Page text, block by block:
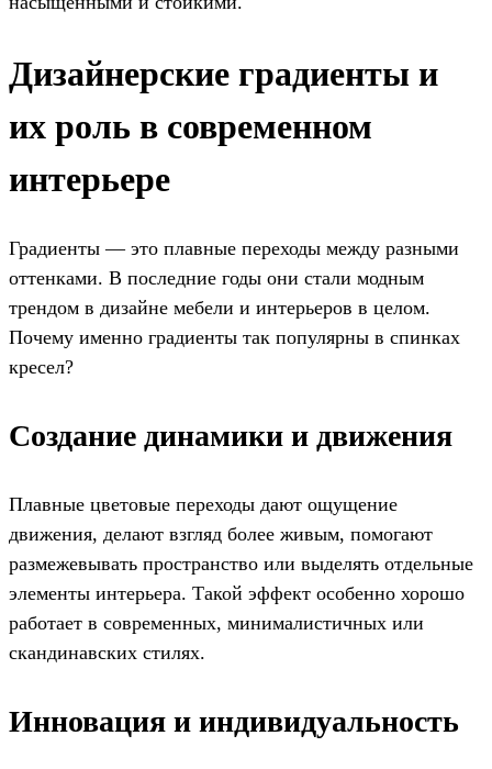
Дизайнерские градиенты и
их роль в современном
интерьере
Градиенты — это плавные переходы между разными
оттенками. В последние годы они стали модным
трендом в дизайне мебели и интерьеров в целом.
Почему именно градиенты так популярны в спинках
кресел?
Создание динамики и движения
Плавные цветовые переходы дают ощущение
движения, делают взгляд более живым, помогают
размежевывать пространство или выделять отдельные
элементы интерьера. Такой эффект особенно хорошо
работает в современных, минималистичных или
скандинавских стилях.
Инновация и индивидуальность